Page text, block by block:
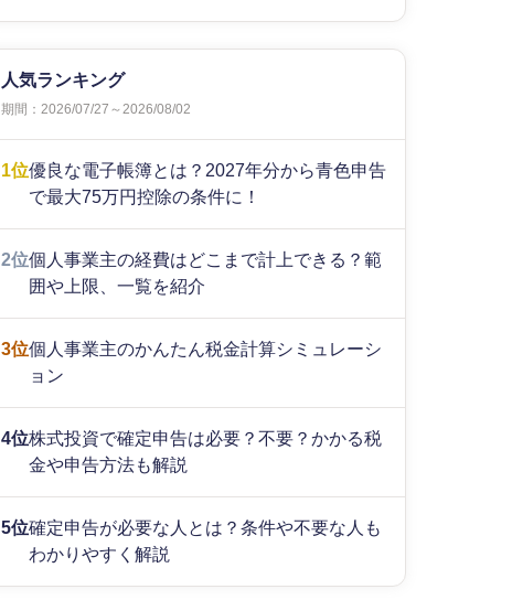
人気ランキング
期間：2026/07/27～2026/08/02
1位優良な電子帳簿とは？2027年分から青色申告
で最大75万円控除の条件に！
2位個人事業主の経費はどこまで計上できる？範
囲や上限、一覧を紹介
3位個人事業主のかんたん税金計算シミュレーシ
ョン
4位株式投資で確定申告は必要？不要？かかる税
金や申告方法も解説
5位確定申告が必要な人とは？条件や不要な人も
わかりやすく解説